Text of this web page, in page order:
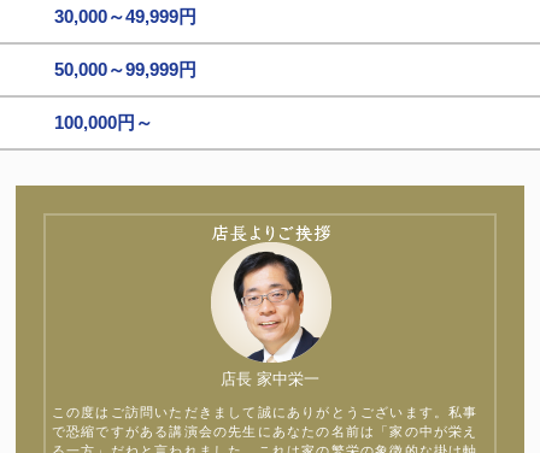
30,000～49,999円
50,000～99,999円
100,000円～
店長 家中栄一
この度はご訪問いただきまして誠にありがとうございます。私事
で恐縮ですがある講演会の先生にあなたの名前は「家の中が栄え